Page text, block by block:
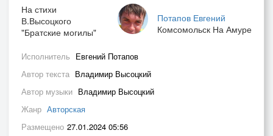
Потапов Евгений
Комсомольск На Амуре
На стихи
В.Высоцкого
"Братские могилы"
Исполнитель Евгений Потапов
Автор текста Владимир Высоцкий
Автор музыки Владимир Высоцкий
Жанр Авторская
Размещено 27.01.2024 05:56